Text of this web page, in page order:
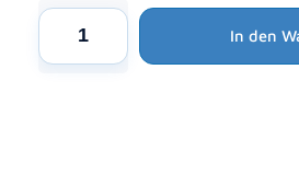
Panini
Dortmund
In den
Alternative: